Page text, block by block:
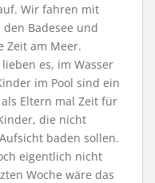
Wir fahren mit
Badesee und
Zeit am Meer.
es, im Wasser
im Pool sind ein
Eltern mal Zeit für
die nicht
baden sollen.
eigentlich nicht
Woche wäre das